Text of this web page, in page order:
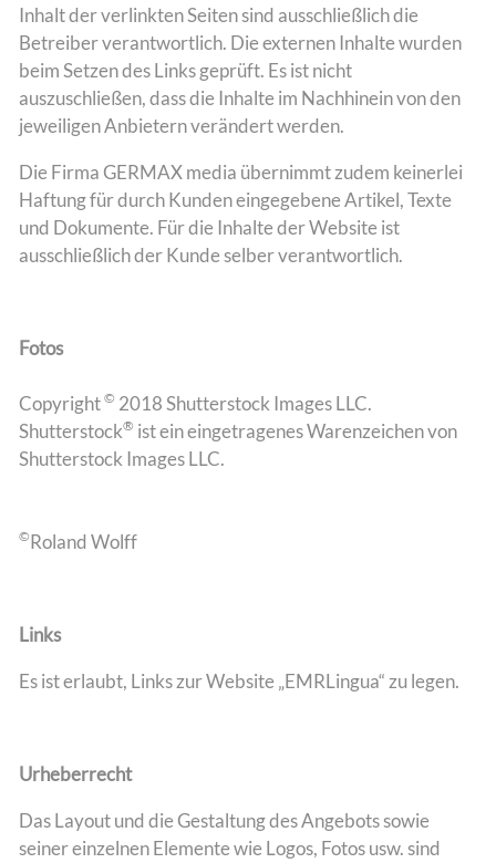
Inhalt der verlinkten Seiten sind ausschließlich die
Betreiber verantwortlich. Die externen Inhalte wurden
beim Setzen des Links geprüft. Es ist nicht
auszuschließen, dass die Inhalte im Nachhinein von den
jeweiligen Anbietern verändert werden.
Die Firma GERMAX media übernimmt zudem keinerlei
Haftung für durch Kunden eingegebene Artikel, Texte
und Dokumente. Für die Inhalte der Website ist
ausschließlich der Kunde selber verantwortlich.
Fotos
Copyright © 2018 Shutterstock Images LLC.
Shutterstock® ist ein eingetragenes Warenzeichen von
Shutterstock Images LLC.
©Roland Wolff
Links
Es ist erlaubt, Links zur Website „EMRLingua“ zu legen.
Urheberrecht
Das Layout und die Gestaltung des Angebots sowie
seiner einzelnen Elemente wie Logos, Fotos usw. sind